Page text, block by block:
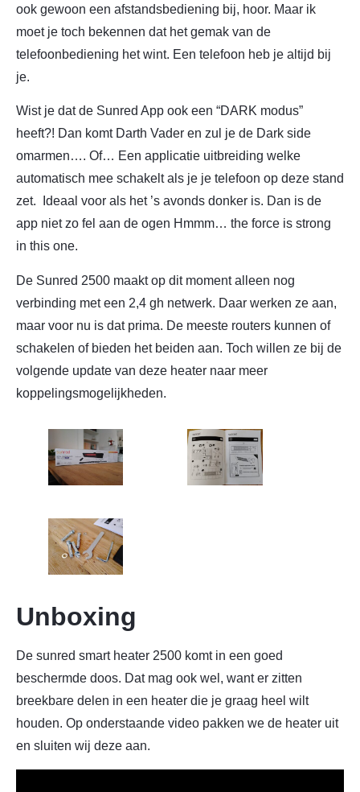
ook gewoon een afstandsbediening bij, hoor. Maar ik
moet je toch bekennen dat het gemak van de
telefoonbediening het wint. Een telefoon heb je altijd bij
je.
Wist je dat de Sunred App ook een “DARK modus”
heeft?! Dan komt Darth Vader en zul je de Dark side
omarmen…. Of… Een applicatie uitbreiding welke
automatisch mee schakelt als je je telefoon op deze stand
zet. Ideaal voor als het ’s avonds donker is. Dan is de
app niet zo fel aan de ogen Hmmm… the force is strong
in this one.
De Sunred 2500 maakt op dit moment alleen nog
verbinding met een 2,4 gh netwerk. Daar werken ze aan,
maar voor nu is dat prima. De meeste routers kunnen of
schakelen of bieden het beiden aan. Toch willen ze bij de
volgende update van deze heater naar meer
koppelingsmogelijkheden.
Unboxing
De sunred smart heater 2500 komt in een goed
beschermde doos. Dat mag ook wel, want er zitten
breekbare delen in een heater die je graag heel wilt
houden. Op onderstaande video pakken we de heater uit
en sluiten wij deze aan.